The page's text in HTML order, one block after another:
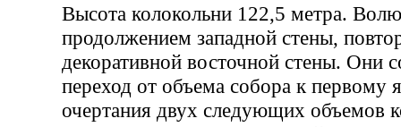
Высота колокольни 122,5 метра.
продолжением западной стены,
декоративной восточной стены. Они
переход от объема собора к первому
очертания двух следующих объемов